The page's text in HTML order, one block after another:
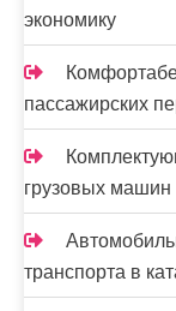
экономику
пассажирских
грузовых машин
транспорта в